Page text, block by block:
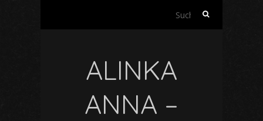
Suchen
ALINKA
ANNA –